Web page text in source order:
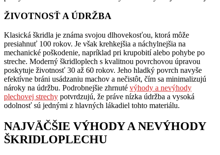
ŽIVOTNOSŤ A ÚDRŽBA
Klasická škridla je známa svojou dlhovekosťou, ktorá môže
presiahnuť 100 rokov. Je však krehkejšia a náchylnejšia na
mechanické poškodenie, napríklad pri krupobití alebo pohybe po
streche. Moderný škridloplech s kvalitnou povrchovou úpravou
poskytuje životnosť 30 až 60 rokov. Jeho hladký povrch navyše
efektívne bráni usádzaniu machov a nečistôt, čím sa minimalizujú
nároky na údržbu. Podrobnejšie zhrnuté výhody a nevýhody
plechovej strechy potvrdzujú, že práve nízka údržba a vysoká
odolnosť sú jednými z hlavných lákadiel tohto materiálu.
NAJVÄČŠIE VÝHODY A NEVÝHODY
ŠKRIDLOPLECHU